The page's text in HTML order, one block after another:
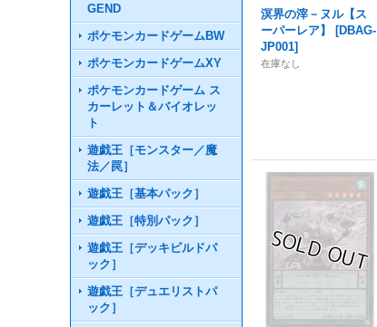
GEND
ポケモンカードゲームBW
ポケモンカードゲームXY
ポケモンカードゲーム ス
カーレット＆バイオレッ
ト
遊戯王［モンスター／魔
法／罠］
遊戯王［基本パック］
遊戯王［特別パック］
遊戯王［デッキビルドパ
ック］
遊戯王［デュエリストパ
ック］
溟界の滓－ヌル【ス
ーパーレア】
[DBAG-
JP001]
在庫なし